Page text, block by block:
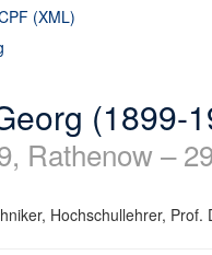
(XML)
(1899-
Rathenow –
Hochschullehrer, Prof.